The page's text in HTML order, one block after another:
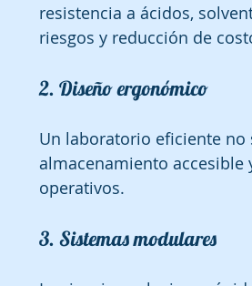
resistencia a ácidos,
riesgos y reducción de
2. Diseño ergonómico
Un laboratorio eficiente no
almacenamiento accesible
operativos.
3. Sistemas modulares